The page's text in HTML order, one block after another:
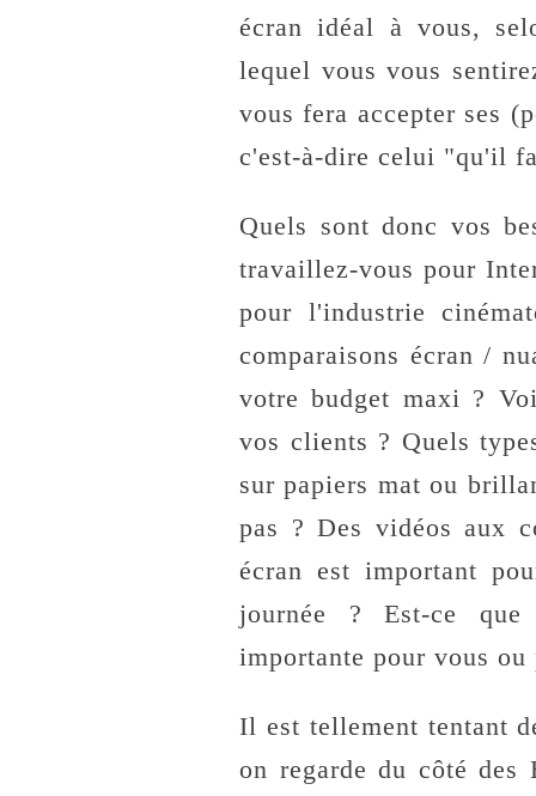
écran idéal à vous,
lequel vous vous
vous fera accepter ses
c'est-à-dire celui "qu'il
Quels sont donc vos
travaillez-vous pour
pour l'industrie
comparaisons écran /
votre budget maxi ?
vos clients ? Quels
sur papiers mat ou
pas ? Des vidéos aux
écran est important
journée ? Est-ce que
importante pour vous
Il est tellement tentant
on regarde du côté